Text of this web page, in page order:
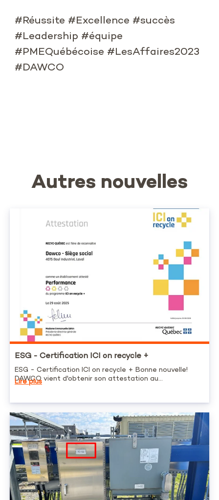
#Réussite #Excellence #succès
#Leadership #équipe
#PMEQuébécoise #LesAffaires2023
#DAWCO
Autres nouvelles
ESG - Certification ICI on recycle +
ESG - Certification ICI on recycle + Bonne nouvelle!
DAWCO vient d'obtenir son attestation au...
Lire plus